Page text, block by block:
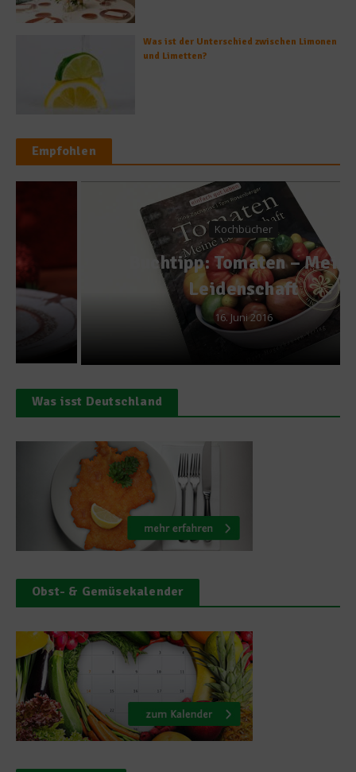
Was ist der Unterschied zwischen Limonen
und Limetten?
Empfohlen
Kochbücher
Buchtipp: Tomaten – Meine
Leidenschaft
16. Juni 2016
Was isst Deutschland
Obst- & Gemüsekalender